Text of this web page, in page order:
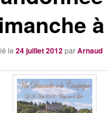
le 24 juillet 2012parArnaud